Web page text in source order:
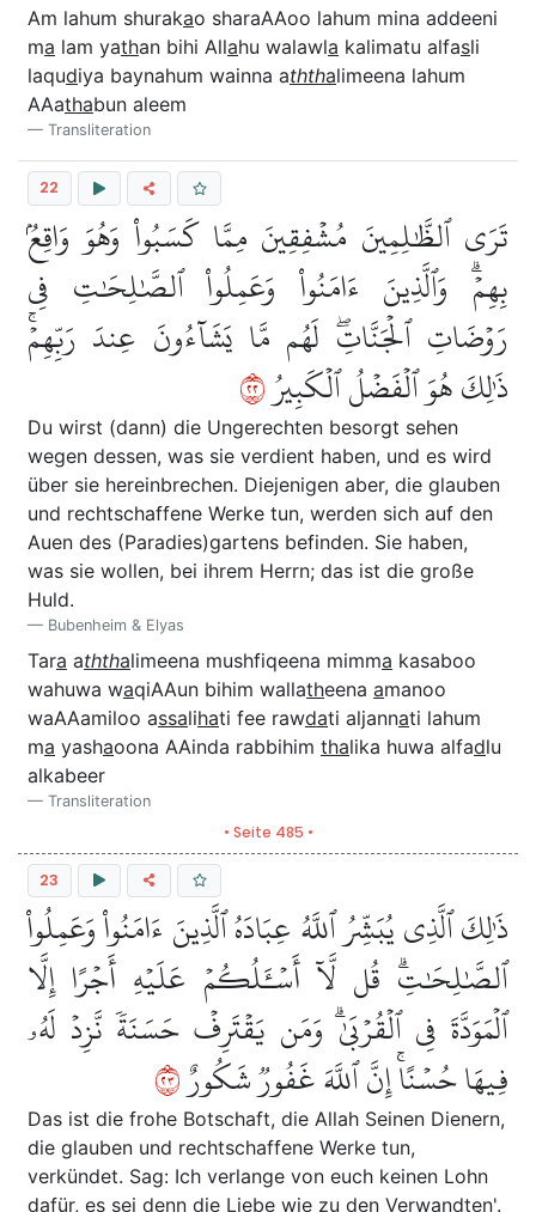
Am lahum shurakao sharaAAoo lahum mina addeeni
ma lam yathan bihi Allahu walawla kalimatu alfasli
laqudiya baynahum wainna aththalimeena lahum
AAathabun aleem
Transliteration
22
تَرَى ٱلظَّٰلِمِينَ مُشۡفِقِينَ مِمَّا كَسَبُواْ وَهُوَ وَاقِعُۢ
بِهِمۡۗ وَٱلَّذِينَ ءَامَنُواْ وَعَمِلُواْ ٱلصَّٰلِحَٰتِ فِي
رَوۡضَاتِ ٱلۡجَنَّاتِۖ لَهُم مَّا يَشَآءُونَ عِندَ رَبِّهِمۡۚ
ذَٰلِكَ هُوَ ٱلۡفَضۡلُ ٱلۡكَبِيرُ٢٢
Du wirst (dann) die Ungerechten besorgt sehen
wegen dessen, was sie verdient haben, und es wird
über sie hereinbrechen. Diejenigen aber, die glauben
und rechtschaffene Werke tun, werden sich auf den
Auen des (Paradies)gartens befinden. Sie haben,
was sie wollen, bei ihrem Herrn; das ist die große
Huld.
Bubenheim & Elyas
Tara aththalimeena mushfiqeena mimma kasaboo
wahuwa waqiAAun bihim wallatheena amanoo
waAAamiloo assalihati fee rawdati aljannati lahum
ma yashaoona AAinda rabbihim thalika huwa alfadlu
alkabeer
Transliteration
• Seite 485 •
23
ذَٰلِكَ ٱلَّذِي يُبَشِّرُ ٱللَّهُ عِبَادَهُ ٱلَّذِينَ ءَامَنُواْ وَعَمِلُواْ
ٱلصَّٰلِحَٰتِۗ قُل لَّآ أَسۡـَٔلُكُمۡ عَلَيۡهِ أَجۡرًا إِلَّا
ٱلۡمَوَدَّةَ فِي ٱلۡقُرۡبَىٰۗ وَمَن يَقۡتَرِفۡ حَسَنَةٗ نَّزِدۡ لَهُۥ
فِيهَا حُسۡنًاۚ إِنَّ ٱللَّهَ غَفُورٞ شَكُورٌ٣٢
Das ist die frohe Botschaft, die Allah Seinen Dienern,
die glauben und rechtschaffene Werke tun,
verkündet. Sag: Ich verlange von euch keinen Lohn
dafür, es sei denn die Liebe wie zu den Verwandten'.